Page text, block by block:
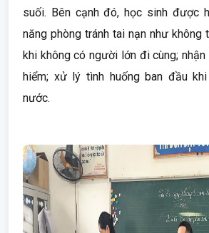
suối. Bên cạnh đó, học sinh được
năng phòng tránh tai nạn như
khi không có người lớn đi cùng;
hiểm; xử lý tình huống ban đầu
nước.